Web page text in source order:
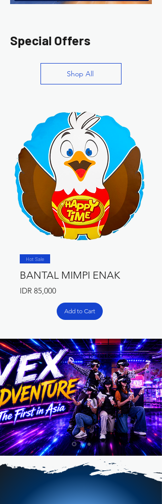
Special Offers
Shop All
Hot Sale
BANTAL MIMPI ENAK
Price
IDR 85,000
Add to Cart